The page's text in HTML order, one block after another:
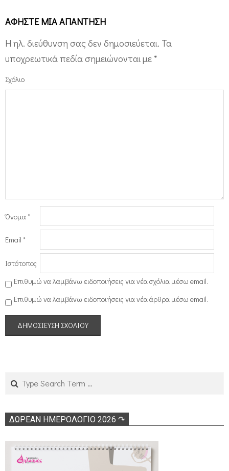
ΑΦΉΣΤΕ ΜΙΑ ΑΠΆΝΤΗΣΗ
Η ηλ. διεύθυνση σας δεν δημοσιεύεται. Τα
υποχρεωτικά πεδία σημειώνονται με *
Σχόλιο
Όνομα *
Email *
Ιστότοπος
Επιθυμώ να λαμβάνω ειδοποιήσεις για νέα σχόλια μέσω email.
Επιθυμώ να λαμβάνω ειδοποιήσεις για νέα άρθρα μέσω email.
ΔΩΡΕΑΝ ΗΜΕΡΟΛΟΓΙΟ 2026 ↷